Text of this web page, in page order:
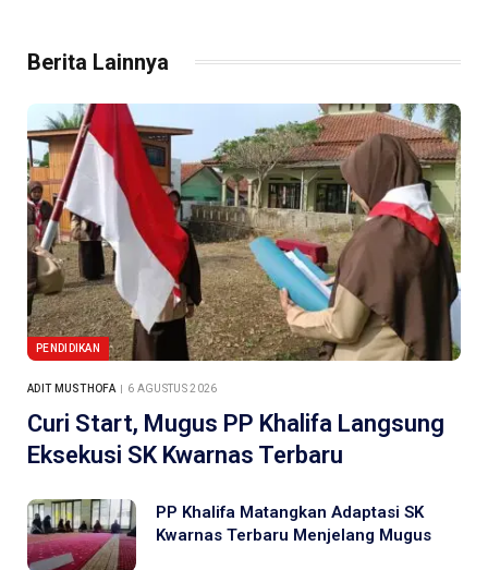
Berita Lainnya
PENDIDIKAN
ADIT MUSTHOFA 6 AGUSTUS 2026
Curi Start, Mugus PP Khalifa Langsung
Eksekusi SK Kwarnas Terbaru
PP Khalifa Matangkan Adaptasi SK
Kwarnas Terbaru Menjelang Mugus